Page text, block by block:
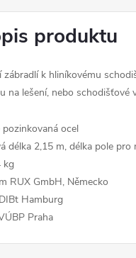
produktu
zábradlí k hliníkovému
na lešení, nebo schodišťové
ocel
délka 2,15 m, délka pole
kg
RUX GmbH, Německo
Hamburg
Praha